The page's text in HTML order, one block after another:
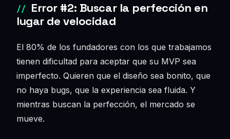
Error #2: Buscar la perfección en
lugar de velocidad
El 80% de los fundadores con los que trabajamos
tienen dificultad para aceptar que su MVP sea
imperfecto. Quieren que el diseño sea bonito, que
no haya bugs, que la experiencia sea fluida. Y
mientras buscan la perfección, el mercado se
mueve.